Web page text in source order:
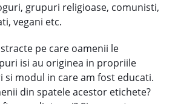
grupuri religioase, comunisti,
vegani etc.
pe care oamenii le
isi au originea in propriile
si modul in care am fost educati.
din spatele acestor etichete?